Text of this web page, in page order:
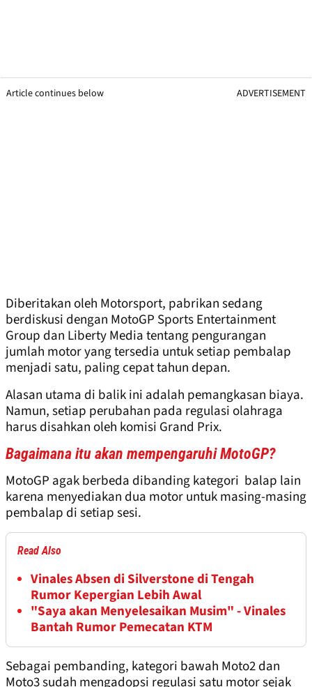
Article continues below ADVERTISEMENT
Diberitakan oleh Motorsport, pabrikan sedang
berdiskusi dengan MotoGP Sports Entertainment
Group dan Liberty Media tentang pengurangan
jumlah motor yang tersedia untuk setiap pembalap
menjadi satu, paling cepat tahun depan.
Alasan utama di balik ini adalah pemangkasan biaya.
Namun, setiap perubahan pada regulasi olahraga
harus disahkan oleh komisi Grand Prix.
Bagaimana itu akan mempengaruhi MotoGP?
MotoGP agak berbeda dibanding kategori balap lain
karena menyediakan dua motor untuk masing-masing
pembalap di setiap sesi.
Read Also
Vinales Absen di Silverstone di Tengah
Rumor Kepergian Lebih Awal
"Saya akan Menyelesaikan Musim" - Vinales
Bantah Rumor Pemecatan KTM
Sebagai pembanding, kategori bawah Moto2 dan
Moto3 sudah mengadopsi regulasi satu motor sejak